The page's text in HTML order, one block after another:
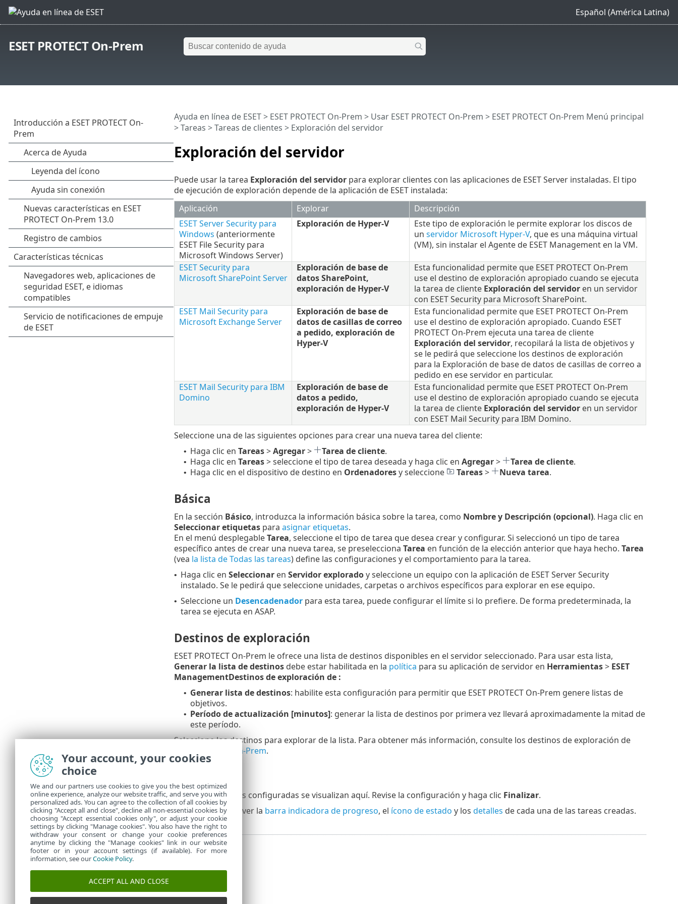
Español (América Latina)
ESET PROTECT On-Prem
Exploración del servidor
Ayuda en línea de ESET> ESET PROTECT On-Prem > Usar ESET PROTECT On-Prem > ESET PROTECT On-Prem Menú principal
>Tareas >Tareas de clientes > Exploración del servidor
Puede usar la tarea Exploración del servidorpara explorar clientes con las aplicaciones de ESET Server instaladas. El tipo
de ejecución de exploración depende de la aplicación de ESET instalada:
Aplicación
Explorar
Descripción
ESET Server Security para
Windows (anteriormente
ESET File Security para
Microsoft Windows Server)
Exploración de Hyper-V
Este tipo de exploración le permite explorar los discos de
un servidor Microsoft Hyper-V, que es una máquina virtual
(VM), sin instalar el Agente de ESET Management en la VM.
ESET Security para
Microsoft SharePoint Server
Exploración de base de
datos SharePoint,
exploración de Hyper-V
Esta funcionalidad permite que ESET PROTECT On-Prem
use el destino de exploración apropiado cuando se ejecuta
la tarea de cliente Exploración del servidoren un servidor
con ESET Security para Microsoft SharePoint.
ESET Mail Security para
Microsoft Exchange Server
Exploración de base de
datos de casillas de correo
a pedido, exploración de
Hyper-V
Esta funcionalidad permite que ESET PROTECT On-Prem
use el destino de exploración apropiado. Cuando ESET
PROTECT On-Prem ejecuta una tarea de cliente
Exploración del servidor, recopilará la lista de objetivos y
se le pedirá que seleccione los destinos de exploración
para la Exploración de base de datos de casillas de correo a
pedido en ese servidor en particular.
ESET Mail Security para IBM
Domino
Exploración de base de
datos a pedido,
exploración de Hyper-V
Esta funcionalidad permite que ESET PROTECT On-Prem
use el destino de exploración apropiado cuando se ejecuta
la tarea de cliente Exploración del servidoren un servidor
con ESET Mail Security para IBM Domino.
Seleccione una de las siguientes opciones para crear una nueva tarea del cliente:
• Haga clic en Tareas>Agregar> Tarea de cliente.
• Haga clic en Tareas> seleccione el tipo de tarea deseada y haga clic en Agregar> Tarea de cliente.
• Haga clic en el dispositivo de destino en Ordenadoresy seleccione Tareas> Nueva tarea.
Básica
En la sección Básico, introduzca la información básica sobre la tarea, como Nombre y Descripción (opcional). Haga clic en
Seleccionar etiquetaspara asignar etiquetas.
En el menú desplegableTarea, seleccione el tipo de tarea que desea crear y configurar. Si seleccionó un tipo de tarea
específico antes de crear una nueva tarea, se preselecciona Tarea en función de la elección anterior que haya hecho. Tarea
(vea la lista de Todas las tareas) define las configuraciones y el comportamiento para la tarea.
• Haga clic en Seleccionaren Servidor exploradoy seleccione un equipo con la aplicación de ESET Server Security
instalado. Se le pedirá que seleccione unidades, carpetas o archivos específicos para explorar en ese equipo.
• Seleccione un Desencadenadorpara esta tarea, puede configurar el límite si lo prefiere. De forma predeterminada, la
tarea se ejecuta en ASAP.
Destinos de exploración
ESET PROTECT On-Prem le ofrece una lista de destinos disponibles en el servidor seleccionado. Para usar esta lista,
Generar la lista de destinosdebe estar habilitada en la política para su aplicación de servidor en Herramientas> ESET
ManagementDestinos de exploración de :
• Generar lista de destinos: habilite esta configuración para permitir que ESET PROTECT On-Prem genere listas de
objetivos.
• Período de actualización [minutos]: generar la lista de destinos por primera vez llevará aproximadamente la mitad de
este período.
Seleccione los destinos para explorar de la lista. Para obtener más información, consulte los destinos de exploración de
ESET PROTECT On-Prem.
Todas las opciones configuradas se visualizan aquí. Revise la configuración y haga clic Finalizar.
EnTareas, puede ver la barra indicadora de progreso, el ícono de estado y los detalles de cada una de las tareas creadas.
Your account, your cookies
choice
We and our partners use cookies to give you the best optimized
online experience, analyze our website traffic, and serve you with
personalized ads. You can agree to the collection of all cookies by
clicking "Accept all and close", decline all non-essential cookies by
choosing "Accept essential cookies only", or adjust your cookie
settings by clicking "Manage cookies". You also have the right to
withdraw your consent or change your cookie preferences
anytime by clicking the "Manage cookies" link in our website
footer or in your account settings (if available). For more
information, see ourCookie Policy.
ACCEPT ALL AND CLOSE